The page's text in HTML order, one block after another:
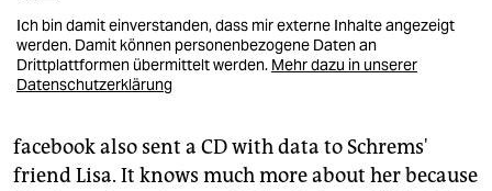
Ich bin damit einverstanden, dass mir externe Inhalte angezeigt
werden. Damit können personenbezogene Daten an
Drittplattformen übermittelt werden. Mehr dazu in unserer
Datenschutzerklärung
facebook also sent a CD with data to Schrems'
friend Lisa. It knows much more about her because